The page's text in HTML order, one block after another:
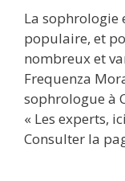
La sophrologie
populaire, et
nombreux et
Frequenza
sophrologue à
« Les experts,
Consulter la